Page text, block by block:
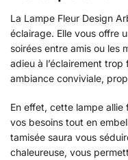
La Lampe Fleur Design
éclairage. Elle vous offre
soirées entre amis ou les
adieu à l’éclairement
ambiance conviviale,
En effet, cette lampe
vos besoins tout en
tamisée saura vous
chaleureuse, vous